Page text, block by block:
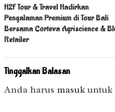
H2F Tour & Travel Hadirkan
Pengalaman Premium di Tour Bali
Bersama Corteva Agriscience &
Retailer
Tinggalkan Balasan
Anda harus masuk untuk